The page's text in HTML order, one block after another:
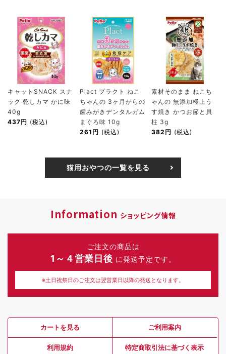
キャットSNACK スナ
ック 乾しカマ かに味
40g
437円 (税込)
Plact プラクト ねこ
ちゃんの 3ヶ月からの
歯みがきデンタルガム
まぐろ味 10g
261円 (税込)
素材そのまま ねこち
ゃんの 無添加極上う
す焼き かつお節と貝
柱 3g
382円 (税込)
猫用おやつの一覧を見る
Information ショッピング情報
ご注文の商品は
1～４営業日後 に発送予定です。
※土日祝祭日のご注文は翌営業日以降の発送となります。
カートを見る ご利用案内
利用規約 特定商取引法に基づく表示